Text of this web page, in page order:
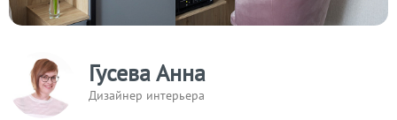
Гусева Анна
Дизайнер интерьера